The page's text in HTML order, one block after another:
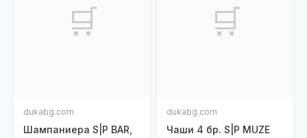
🛒
dukabg.com
Шампаниера S|P BAR,
🛒
dukabg.com
Чаши 4 бр. S|P MUZE